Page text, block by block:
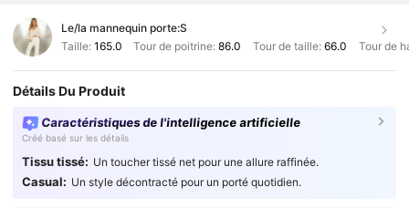
Le/la mannequin porte:S
Taille: 165.0 Tour de poitrine:86.0 Tour de taille: 66.0 Tour de
Détails Du Produit
Caractéristiques de l'intelligence artificielle
Créé basé sur les détails
Tissu tissé: Un toucher tissé net pour une allure raffinée.
Casual: Un style décontracté pour un porté quotidien.